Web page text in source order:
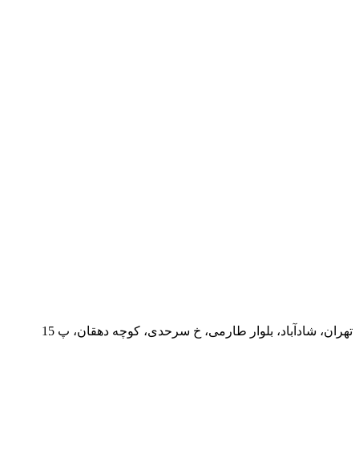
تهران، شادآباد، بلوار طارمی، خ سرحدی، کوچه دهقان، پ 15